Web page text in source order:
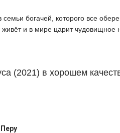
богачей, которого все
живёт и в мире царит чудовищное
(2021) в хорошем